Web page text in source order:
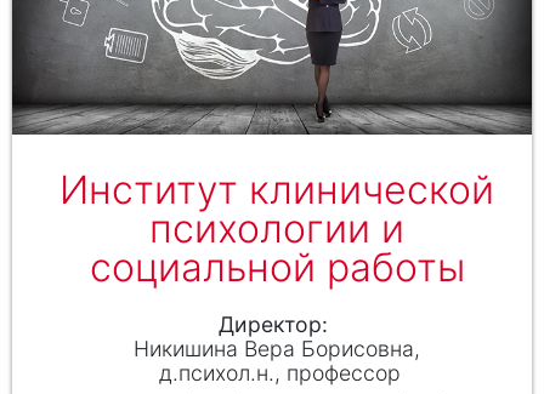
Институт клинической
психологии и
социальной работы
Директор
Никишина Вера Борисовна
д.психол.н., профессор